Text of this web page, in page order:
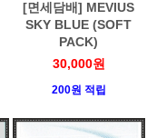
[면세담배] MEVIUS
SKY BLUE (SOFT
PACK)
30,000원
200원 적립